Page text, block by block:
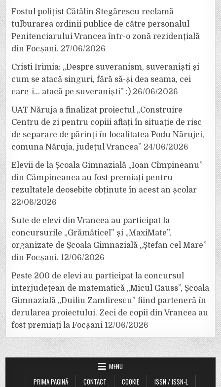
Fostul polițist Cătălin Stegărescu reclamă
tulburarea ordinii publice de către personalul
Penitenciarului Vrancea într-o zonă rezidențială
din Focșani. 27/06/2026
Cristi Irimia: „Despre suveranism, suveraniști și
cum se atacă singuri, fără să-și dea seama, cei
care-i… atacă pe suveraniști” :) 26/06/2026
UAT Năruja a finalizat proiectul „Construire
Centru de zi pentru copiii aflați în situație de risc
de separare de părinți în localitatea Podu Nărujei,
comuna Năruja, județul Vrancea” 24/06/2026
Elevii de la Școala Gimnazială „Ioan Cîmpineanu”
din Câmpineanca au fost premiați pentru
rezultatele deosebite obținute în acest an școlar
22/06/2026
Sute de elevi din Vrancea au participat la
concursurile „Grămăticel” și „MaxiMate”,
organizate de Școala Gimnazială „Ștefan cel Mare”
din Focșani. 12/06/2026
Peste 200 de elevi au participat la concursul
interjudețean de matematică „Micul Gauss”, Școala
Gimnazială „Duiliu Zamfirescu” fiind parteneră în
derularea proiectului. Zeci de copii din Vrancea au
fost premiați la Focșani 12/06/2026
MENU
PRIMA PAGINĂ
CONTACT COOKIE
ISSN / ISSN-L